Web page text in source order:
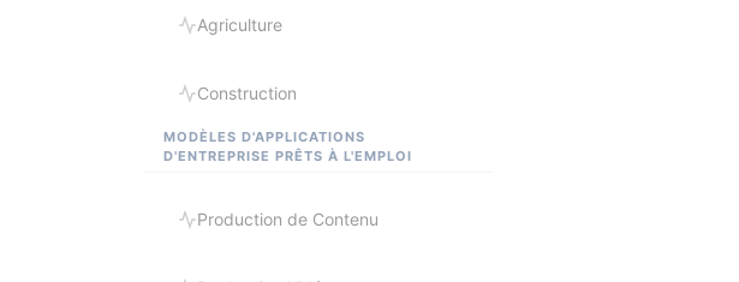
Agriculture
Construction
MODÈLES D'APPLICATIONS
D'ENTREPRISE PRÊTS À L'EMPLOI
Production de Contenu